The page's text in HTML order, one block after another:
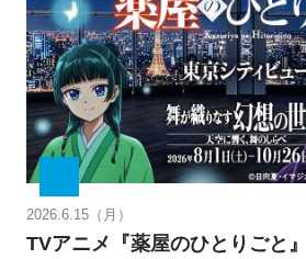
2026.6.15（月）
TVアニメ『薬屋のひとりごと